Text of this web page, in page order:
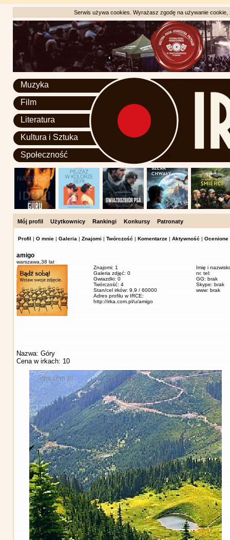
Serwis używa cookies. Wyrażasz zgodę na używanie
Muzyka
Film
Literatura
Kultura i Sztuka
Społeczność
Mój profil Użytkownicy Rankingi Konkursy Patronaty
Profil | O mnie | Galeria | Znajomi | Twórczość | Komentarze | Aktywność | Ocenione
amigo
warszawa, 38 lat
Znajomi: 1
Galeria zdjęć: 0
Gwiazdki: 0
Twórczość: 4
Stan/cel irków: 9,9 / 60000
Adres profilu w IRCE:
http://irka.com.pl/u/amigo
Imię i
nr. tel:
GG: brak
Skype: brak
www: brak
Nazwa: Góry
Cena w irkach: 10